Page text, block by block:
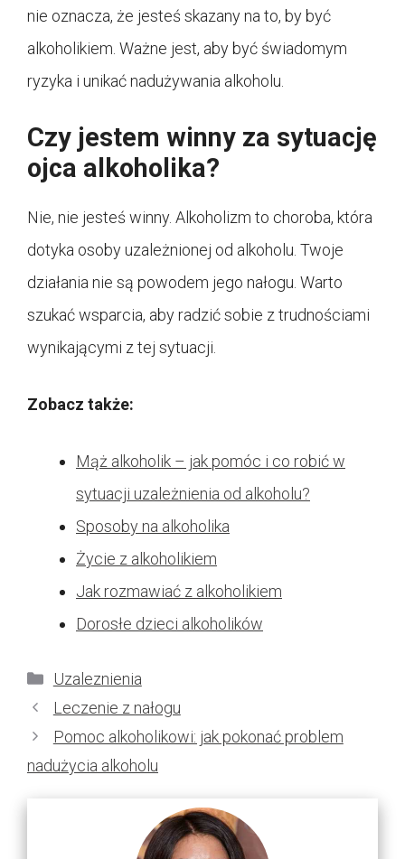
nie oznacza, że jesteś skazany na to, by być
alkoholikiem. Ważne jest, aby być świadomym
ryzyka i unikać nadużywania alkoholu.
Czy jestem winny za sytuację
ojca alkoholika?
Nie, nie jesteś winny. Alkoholizm to choroba, która
dotyka osoby uzależnionej od alkoholu. Twoje
działania nie są powodem jego nałogu. Warto
szukać wsparcia, aby radzić sobie z trudnościami
wynikającymi z tej sytuacji.
Zobacz także:
Mąż alkoholik – jak pomóc i co robić w
sytuacji uzależnienia od alkoholu?
Sposoby na alkoholika
Życie z alkoholikiem
Jak rozmawiać z alkoholikiem
Dorosłe dzieci alkoholików
Kategorie
Uzaleznienia
Leczenie z nałogu
Pomoc alkoholikowi: jak pokonać problem
nadużycia alkoholu